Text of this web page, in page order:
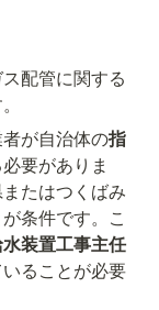
配管に関する
が自治体の指
要がありま
たはつくばみ
条件です。こ
装置工事主任
ることが必要